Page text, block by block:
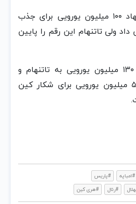
بایرن مونیخ پیشنهاد ۱۰۰ میلیون یورویی برای جذب
ولی تاتنهام این رقم را پایین
الهلال با پیشنهاد ۱۳۰ میلیون یورویی به تاتنهام و
دستمزد سالیانه ۵۰ میلیون یورویی برای شکار کین
#امباپه
#پاریس
#رئال #هری کین